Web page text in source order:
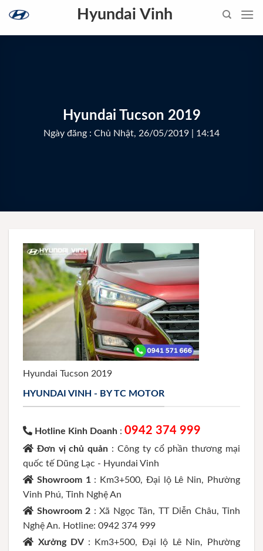
content
Hyundai Vinh
Hyundai Tucson 2019
Ngày đăng : Chủ Nhật, 26/05/2019 | 14:14
Hyundai Tucson 2019
HYUNDAI VINH - BY TC MOTOR
Hotline Kinh Doanh : 0942 374 999
Đơn vị chủ quản : Công ty cổ phần thương mại
quốc tế Dũng Lạc - Hyundai Vinh
Showroom 1 : Km3+500, Đại lộ Lê Nin, Phường
Vinh Phú, Tỉnh Nghệ An
Showroom 2 : Xã Ngọc Tân, TT Diễn Châu, Tỉnh
Nghệ An. Hotline: 0942 374 999
Xưởng DV : Km3+500, Đại lộ Lê Nin, Phường